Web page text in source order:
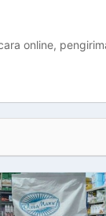
& MAJALAH
online,